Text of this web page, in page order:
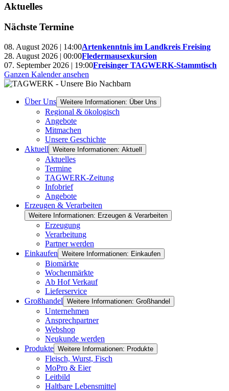
Aktuelles
Nächste Termine
08. August 2026 | 14:00Artenkenntnis im Landkreis Freising
28. August 2026 | 00:00Fledermausexkursion
07. September 2026 | 19:00Freisinger TAGWERK-Stammtisch
Ganzen Kalender ansehen
Über Uns Weitere Informationen: Über Uns
Regional & ökologisch
Angebote
Mitmachen
Unsere Geschichte
Aktuell Weitere Informationen: Aktuell
Aktuelles
Termine
TAGWERK-Zeitung
Infobrief
Angebote
Erzeugen & Verarbeiten
Weitere Informationen: Erzeugen & Verarbeiten
Erzeugung
Verarbeitung
Partner werden
Einkaufen Weitere Informationen: Einkaufen
Biomärkte
Wochenmärkte
Ab Hof Verkauf
Lieferservice
Großhandel Weitere Informationen: Großhandel
Unternehmen
Ansprechpartner
Webshop
Neukunde werden
Produkte Weitere Informationen: Produkte
Fleisch, Wurst, Fisch
MoPro & Eier
Leitbild
Haltbare Lebensmittel